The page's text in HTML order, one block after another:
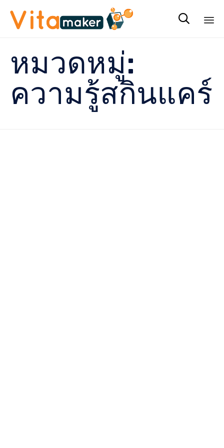

หมวดหมู่:
ความรู้สกินแคร์